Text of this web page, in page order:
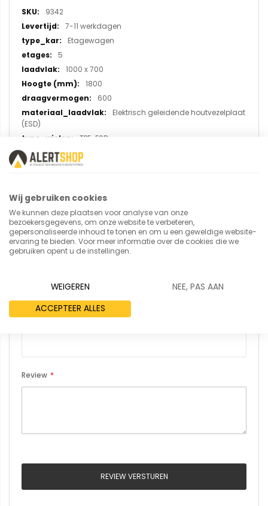
informatie
9342
7-11 werkdagen
Etagewagen
5
1000 x 700
1800
600
Elektrisch geleidende houtvezelplaat
(ESD)
TPE-ESD
U plaatst een review over:
ESD etagewagen 9342, laadvlak
1000x700 mm
Samenvatting
Review
REVIEW VERSTUREN
Wij gebruiken cookies
We kunnen deze plaatsen voor analyse van onze
bezoekersgegevens, om onze website te verbeteren,
gepersonaliseerde inhoud te tonen en om u een geweldige website-
ervaring te bieden. Voor meer informatie over de cookies die we
gebruiken opent u de instellingen.
WEIGEREN
NEE, PAS AAN
ACCEPTEER ALLES